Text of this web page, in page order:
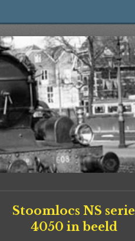
Stoomlocs NS serie
4050 in beeld